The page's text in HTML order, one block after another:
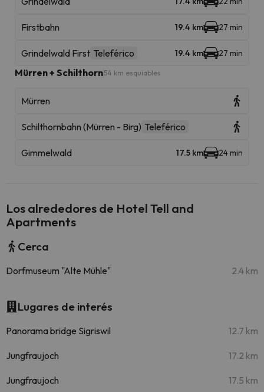
Firstbahn 19.4 km 27 min
Grindelwald First Teleférico 19.4 km 27 min
Mürren + Schilthorn54 km esquiables
Mürren
Schilthornbahn (Mürren - Birg) Teleférico
Gimmelwald 17.5 km 24 min
Los alrededores de Hotel Tell and
Apartments
Cerca
Dorfmuseum "Alte Mühle" 2.4 km
Lugares de interés
Panorama bridge Sigriswil 12.7 km
Jungfraujoch 17.2 km
Jungfraujoch 17.5 km